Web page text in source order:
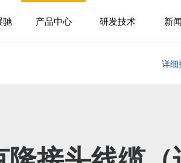
驰 产品中心 研发技术 新
详细